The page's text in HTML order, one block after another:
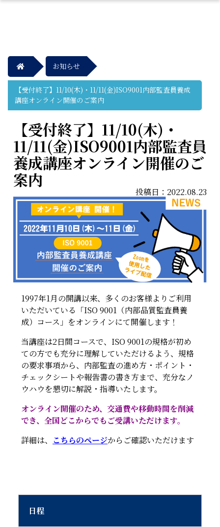
お知らせ
【受付終了】11/10(木)・11/11(金)ISO9001内部監査員養成
講座オンライン開催のご案内
【受付終了】11/10(木)・
11/11(金)ISO9001内部監査員
養成講座オンライン開催のご
案内
投稿日：2022.08.23
1997年1月の開講以来、多くのお客様よりご利用
いただいている「ISO 9001（内部品質監査員養
成）コース」をオンラインにて開催します！
当講座は2日間コースで、ISO 9001の規格が初め
ての方でも充分に理解していただけるよう、規格
の要求事項から、内部監査の進め方・ポイント・
チェックシートや報告書の書き方まで、充分なノ
ウハウを懇切に解説・指導いたします。
オンライン開催のため、交通費や移動時間を削減
でき、全国どこからでもご受講いただけます。
詳細は、
こちらのページからご確認いただけます
日程